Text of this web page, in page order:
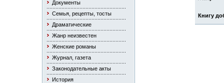
Документы
Семья, рецепты, тосты
Драматические
Жанр неизвестен
Женские романы
Журнал, газета
Законодательные акты
История
Книгу